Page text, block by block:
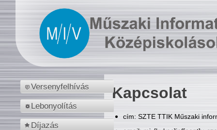
Versenyfelhívás
Lebonyolítás
Díjazás
Kapcsolat
cím: SZTE TTIK Műszaki